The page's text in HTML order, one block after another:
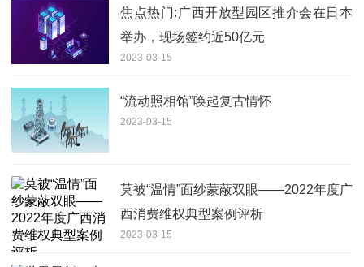
焦点热门:广西开放型园区推介会在日本
举办，现场签约近50亿元
2023-03-15
“流动照相馆”唤起复古情怀
2023-03-15
莫被“温情”面纱蒙蔽双眼——2022年度广
西消费维权典型案例评析
2023-03-15